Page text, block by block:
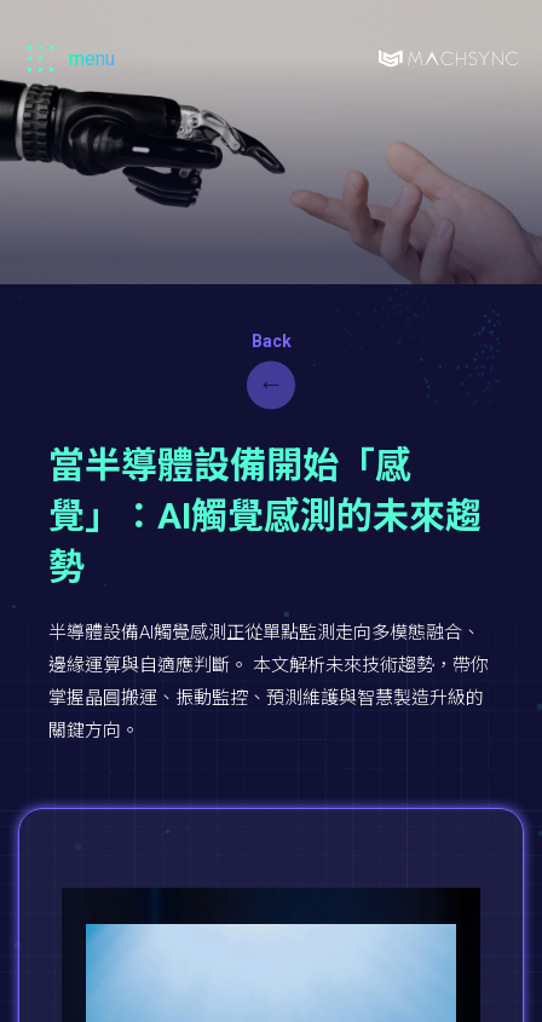
Machsync
馬
森
menu
當半導體設備開始「感
覺」：AI觸覺感測的未來趨
勢
半導體設備AI觸覺感測正從單點監測走向多模態融合、
邊緣運算與自適應判斷。 本文解析未來技術趨勢，帶你
掌握晶圓搬運、振動監控、預測維護與智慧製造升級的
關鍵方向。